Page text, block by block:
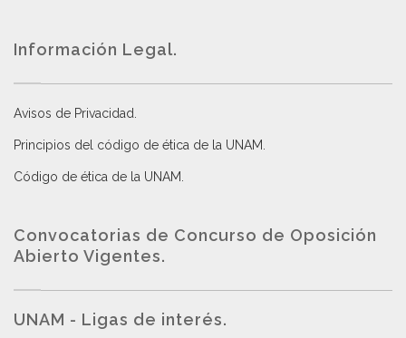
Información Legal.
Avisos de Privacidad
Principios del código de ética de la UNAM
Código de ética de la UNAM
Convocatorias de Concurso de Oposición
Abierto Vigentes.
UNAM - Ligas de interés.